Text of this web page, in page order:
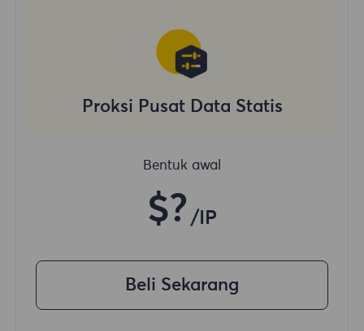
Proksi Pusat Data Statis
Bentuk awal
$? /IP
Beli Sekarang